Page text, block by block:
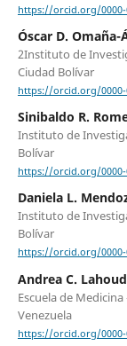
https://orcid.org/0000-
Óscar D. Omaña-
2Instituto de
Ciudad Bolívar
https://orcid.org/0000-
Sinibaldo R.
Instituto de
Bolívar
https://orcid.org/0000-
Daniela L.
Instituto de
Bolívar
https://orcid.org/0000-
Andrea C. Lahoud
Escuela de
Venezuela
https://orcid.org/0000-